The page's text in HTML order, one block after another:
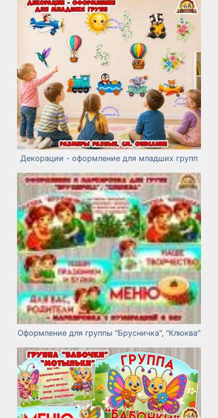
Декорации - оформление для младших групп
Оформление для группы "Брусничка", "Клюква"